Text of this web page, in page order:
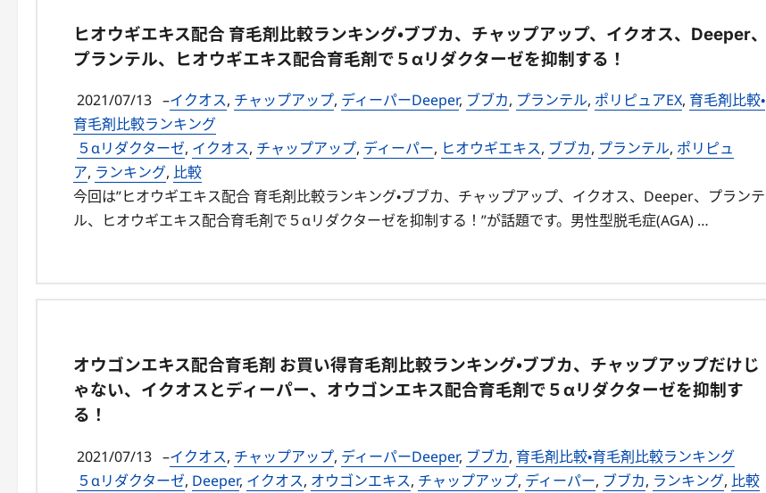
ヒオウギエキス配合 育毛剤比較ランキング・ブブカ、チャップアップ、イクオス、Deeper、
プランテル、ヒオウギエキス配合育毛剤で５αリダクターゼを抑制する！
2021/07/13 –イクオス, チャップアップ, ディーパーDeeper, ブブカ, プランテル, ポリピュアEX, 育毛剤比較・
育毛剤比較ランキング
５αリダクターゼ, イクオス, チャップアップ, ディーパー, ヒオウギエキス, ブブカ, プランテル, ポリピュ
ア, ランキング, 比較
今回は”ヒオウギエキス配合 育毛剤比較ランキング・ブブカ、チャップアップ、イクオス、Deeper、プランテ
ル、ヒオウギエキス配合育毛剤で５αリダクターゼを抑制する！”が話題です。男性型脱毛症(AGA) …
オウゴンエキス配合育毛剤 お買い得育毛剤比較ランキング・ブブカ、チャップアップだけじ
ゃない、イクオスとディーパー、オウゴンエキス配合育毛剤で５αリダクターゼを抑制す
る！
2021/07/13 –イクオス, チャップアップ, ディーパーDeeper, ブブカ, 育毛剤比較・育毛剤比較ランキング
５αリダクターゼ, Deeper, イクオス, オウゴンエキス, チャップアップ, ディーパー, ブブカ, ランキング, 比較